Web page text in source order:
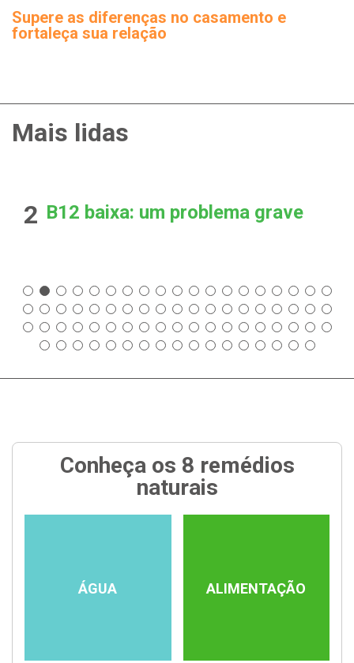
Supere as diferenças no casamento e
fortaleça sua relação
Mais lidas
2 B12 baixa: um problema grave
Conheça os 8 remédios
naturais
ÁGUA ALIMENTAÇÃO